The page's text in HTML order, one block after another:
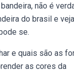
não é
do brasil e veja
se.
e quais são as
as cores da